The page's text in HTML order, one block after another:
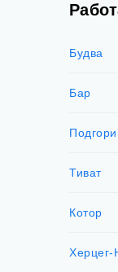
Будва
Бар
Тиват
Котор
Херцег-